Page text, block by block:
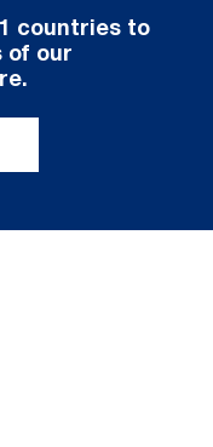
countries to
of our